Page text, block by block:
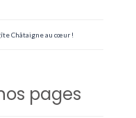
Châtaigne au cœur !
pages